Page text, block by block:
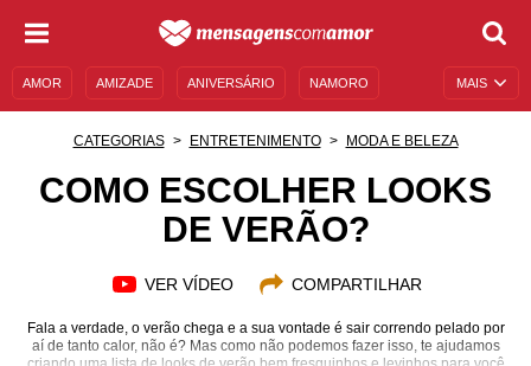
MAIS
AMOR AMIZADE ANIVERSÁRIO NAMORO
MENSAGENS E FRASES MENSAGENS DE ANIVERSÁRIO
CATEGORIAS ENTRETENIMENTO MODA E BELEZA
COMO ESCOLHER LOOKS
DE VERÃO?
VER VÍDEO COMPARTILHAR
Fala a verdade, o verão chega e a sua vontade é sair correndo pelado por
aí de tanto calor, não é? Mas como não podemos fazer isso, te ajudamos